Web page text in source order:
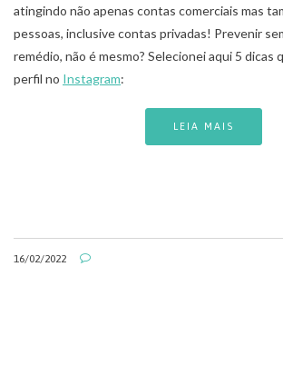
atingindo não apenas contas comerciais mas
pessoas, inclusive contas privadas! Prevenir
remédio, não é mesmo? Selecionei aqui 5 dicas
perfil no Instagram:
LEIA MAIS
16/02/2022